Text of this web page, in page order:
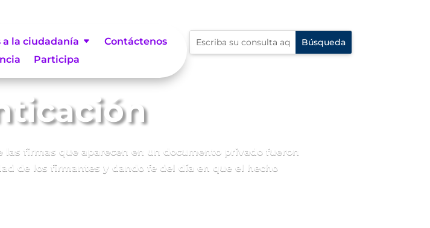
a la ciudadanía
Contáctenos
Participa
firmas que aparecen en un documento privado fueron
de los firmantes y dando fe del día en que el hecho